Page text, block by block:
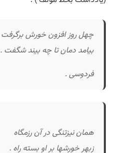
چهل روز افزون خورش برگرفت
بیامد دمان تا چه بیند شگفت .
فردوسی .
همان نیزتنگی در آن رزمگاه
زبهر خورشها بر او بسته راه .